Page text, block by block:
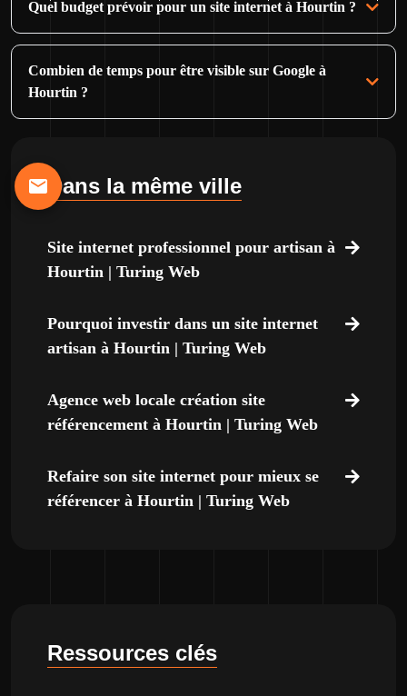
Quel budget prévoir pour un site internet à Hourtin ?
Combien de temps pour être visible sur Google à
Hourtin ?
Dans la même ville
Site internet professionnel pour artisan à
Hourtin | Turing Web
Pourquoi investir dans un site internet
artisan à Hourtin | Turing Web
Agence web locale création site
référencement à Hourtin | Turing Web
Refaire son site internet pour mieux se
référencer à Hourtin | Turing Web
Ressources clés